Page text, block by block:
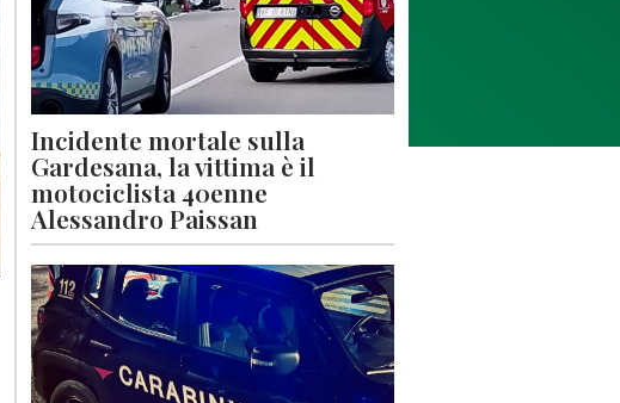
Incidente mortale sulla
Gardesana, la vittima è il
motociclista 40enne
Alessandro Paissan